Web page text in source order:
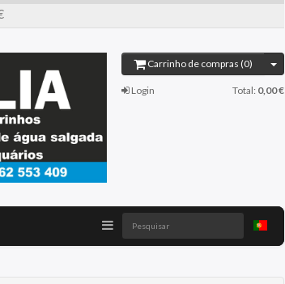
Carrinho de compras (0)
Login Total: 0,00 €
Pesquisar